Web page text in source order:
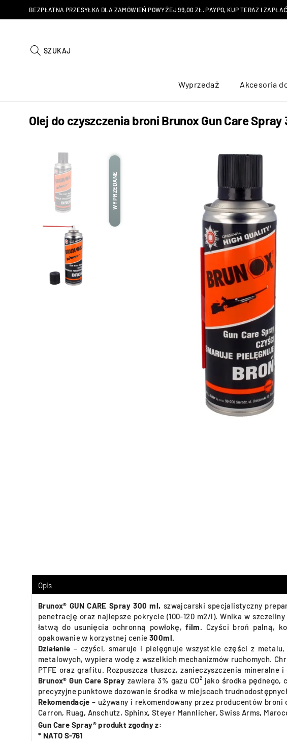
BEZPŁATNA PRZESYŁKA DLA ZAMÓWIEŃ POWYŻEJ 99,00 ZŁ. PAYPO, KUP TERAZ I
SZUKAJ
Wyprzedaż Akcesoria
Olej do czyszczenia broni Brunox Gun Care Spray
WYPRZEDANE
Opis
Brunox® GUN CARE Spray 300 ml, szwajcarski specjalistyczny
penetrację oraz najlepsze pokrycie (100-120 m2/l). Wnika w
łatwą do usunięcia ochronną powłokę, film. Czyści broń palną,
opakowanie w korzystnej cenie 300ml.
Działanie – czyści, smaruje i pielęgnuje wszystkie części z metalu,
metalowych, wypiera wodę z wszelkich mechanizmów ruchomych.
PTFE oraz grafitu. Rozpuszcza tłuszcz, zanieczyszczenia
Brunox® Gun Care Spray zawiera 3% gazu CO² jako środka
precyzyjne punktowe dozowanie środka w miejscach
Rekomendacje – używany i rekomendowany przez producentów
Carron, Ruag, Anschutz, Sphinx, Steyer Mannlicher, Swiss Arms,
Gun Care Spray® produkt zgodny z:
* NATO S-761